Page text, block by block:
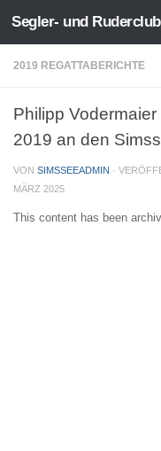
Zum Inhalt springen
Segler- und
2019 REGATTABERICHTE
Philipp
2019 an den
VON SIMSSEEADMIN ·
MÄRZ 2025
This content has been